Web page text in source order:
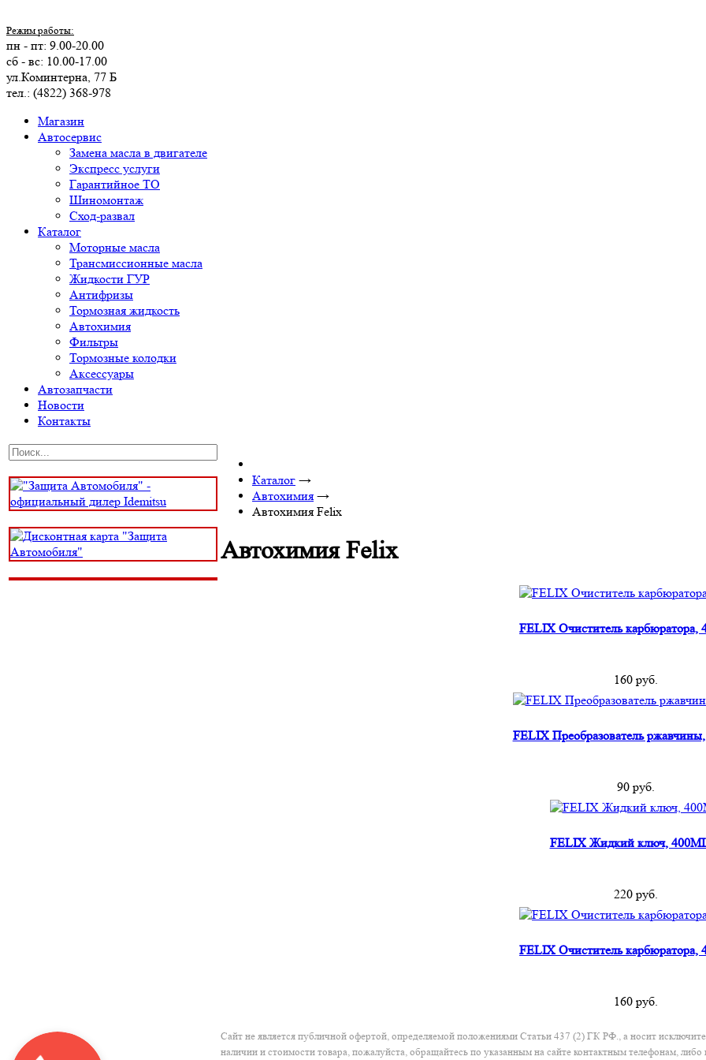
Режим работы:
пн - пт: 9.00-20.00
сб - вс: 10.00-17.00
ул.Коминтерна, 77 Б
тел.: (4822) 368-978
Магазин
Автосервис
Замена масла в двигателе
Экспресс услуги
Гарантийное ТО
Шиномонтаж
Сход-развал
Каталог
Моторные масла
Трансмиссионные масла
Жидкости ГУР
Антифризы
Тормозная жидкость
Автохимия
Фильтры
Тормозные колодки
Аксессуары
Автозапчасти
Новости
Контакты
Каталог →
Автохимия →
Автохимия Felix
Автохимия Felix
FELIX Очиститель карбюратора,
160 руб.
FELIX Преобразователь
90 руб.
FELIX Жидкий ключ,
220 руб.
FELIX Очиститель карбюратора,
160 руб.
Сайт не является публичной офертой, определяемой положениями Статьи 437 (2) ГК РФ., а носит
наличии и стоимости товара, пожалуйста, обращайтесь по указанным на сайте контактным телефонам, либо